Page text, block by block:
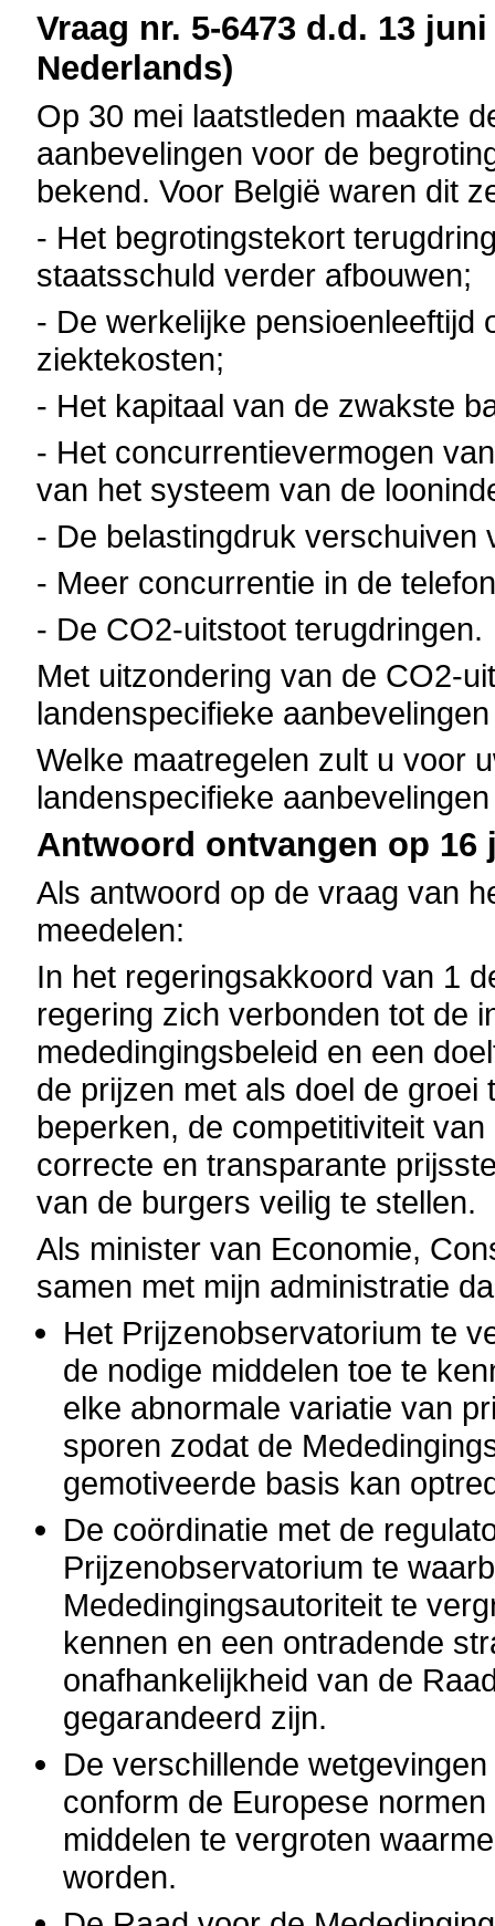
Vraag nr. 5-6473 d.d. 13
Nederlands)
Op 30 mei laatstleden maakte
aanbevelingen voor de
bekend. Voor België waren dit
- Het begrotingstekort
staatsschuld verder afbouwen;
- De werkelijke pensioenleeftijd
ziektekosten;
- Het kapitaal van de zwakste
- Het concurrentievermogen
van het systeem van de
- De belastingdruk verschuiven
- Meer concurrentie in de
- De CO2-uitstoot terugdringen.
Met uitzondering van de CO2-
landenspecifieke
Welke maatregelen zult u voor
landenspecifieke
Antwoord ontvangen op 16
Als antwoord op de vraag van
meedelen:
In het regeringsakkoord van 1
regering zich verbonden tot de
mededingingsbeleid en een
de prijzen met als doel de
beperken, de competitiviteit
correcte en transparante
van de burgers veilig te stellen.
Als minister van Economie,
samen met mijn administratie
Het Prijzenobservatorium te
de nodige middelen toe te
elke abnormale variatie van
sporen zodat de
gemotiveerde basis kan
De coördinatie met de
Prijzenobservatorium te
Mededingingsautoriteit te
kennen en een ontradende
onafhankelijkheid van de
gegarandeerd zijn.
De verschillende
conform de Europese
middelen te vergroten
worden.